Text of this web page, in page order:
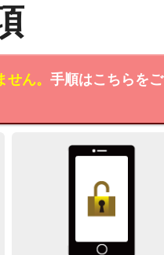
ん。 手順はこちらをご